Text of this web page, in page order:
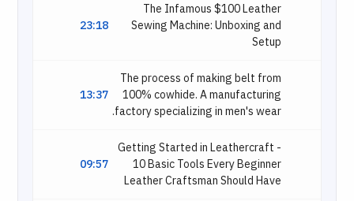
23:18
The Infamous $100 Leather
Sewing Machine: Unboxing and
Setup
13:37
The process of making belt from
100% cowhide. A manufacturing
factory specializing in men's wear.
09:57
Getting Started in Leathercraft -
10 Basic Tools Every Beginner
Leather Craftsman Should Have